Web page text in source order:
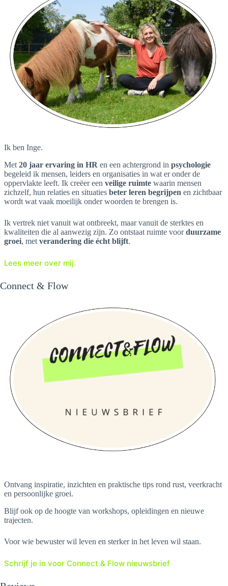
Ik ben Inge.
Met20 jaar ervaring in HR en een achtergrond in psychologie
begeleid ik mensen, leiders en organisaties in wat er onder de
oppervlakte leeft. Ik creëer een veilige ruimte waarin mensen
zichzelf, hun relaties en situaties beter leren begrijpen en zichtbaar
wordt wat vaak moeilijk onder woorden te brengen is.
Ik vertrek niet vanuit wat ontbreekt, maar vanuit de sterktes en
kwaliteiten die al aanwezig zijn. Zo ontstaat ruimte voorduurzame
groei, metverandering die écht blijft.
Lees meer over mij.
Connect & Flow
Ontvang inspiratie, inzichten en praktische tips rond rust, veerkracht
en persoonlijke groei.
Blijf ook op de hoogte van workshops, opleidingen en nieuwe
trajecten.
Voor wie bewuster wil leven en sterker in het leven wil staan.
Schrijf je in voor Connect & Flow nieuwsbrief